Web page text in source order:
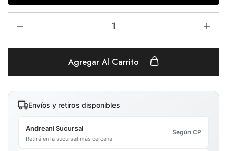
Agregar Al Carrito
Envíos y retiros disponibles
Andreani Sucursal
Retirá en la sucursal más cercana
Según CP